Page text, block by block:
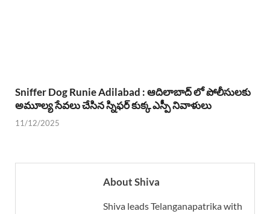
Sniffer Dog Runie Adilabad : ఆదిలాబాద్ లో పోలీసులకు
అమూల్య సేవలు చేసిన స్నిఫర్ కుక్క ఎస్పీ నివాళులు
11/12/2025
About Shiva
Shiva leads Telanganapatrika with